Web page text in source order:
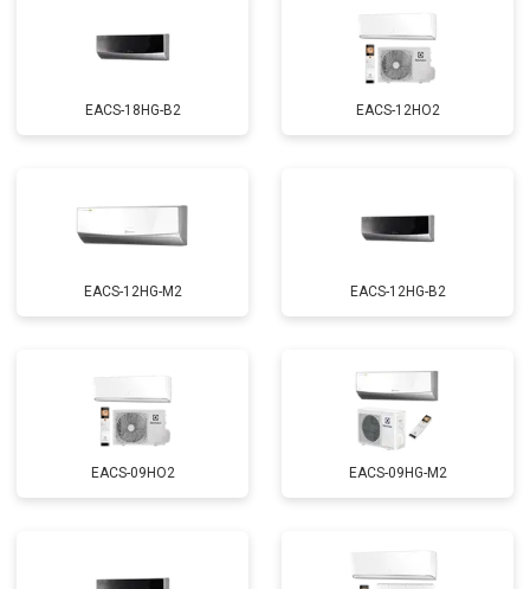
EACS-18HG-B2 EACS-12HO2
EACS-12HG-M2 EACS-12HG-B2
EACS-09HO2 EACS-09HG-M2